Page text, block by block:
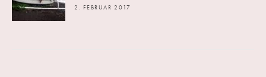
2. FEBRUAR 2017